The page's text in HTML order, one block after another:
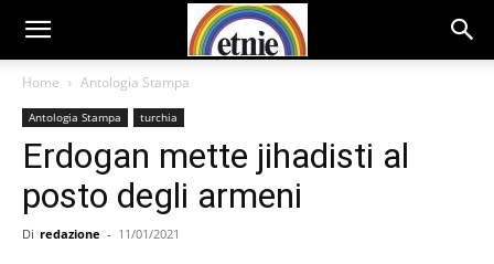
Home Antologia Stampa
Antologia Stampa turchia
Erdogan mette jihadisti al
posto degli armeni
Di redazione - 11/01/2021